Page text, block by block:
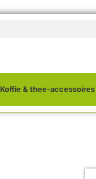
Koffie & thee-accessoires